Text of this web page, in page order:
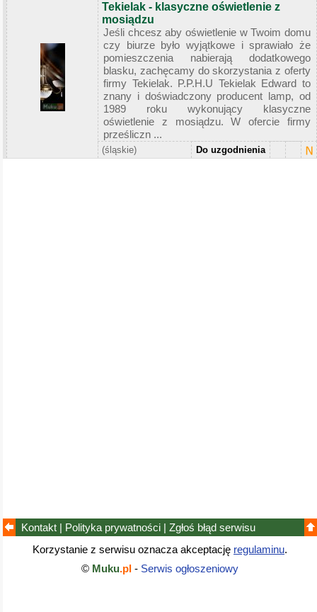
Tekielak - klasyczne oświetlenie z
mosiądzu
Jeśli chcesz aby oświetlenie w Twoim domu
czy biurze było wyjątkowe i sprawiało że
pomieszczenia nabierają dodatkowego
blasku, zachęcamy do skorzystania z oferty
firmy Tekielak. P.P.H.U Tekielak Edward to
znany i doświadczony producent lamp, od
1989 roku wykonujący klasyczne
oświetlenie z mosiądzu. W ofercie firmy
prześliczn ...
(śląskie) Do uzgodnienia
Kontakt | Polityka prywatności | Zgłoś błąd serwisu
Korzystanie z serwisu oznacza akceptację regulaminu.
© Muku.pl - Serwis ogłoszeniowy